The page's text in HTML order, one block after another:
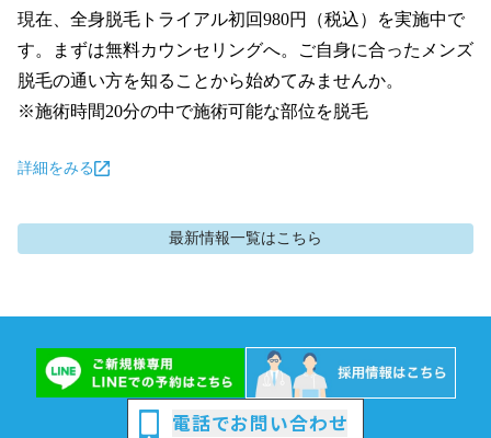
現在、全身脱毛トライアル初回980円（税込）を実施中で
す。まずは無料カウンセリングへ。ご自身に合ったメンズ
脱毛の通い方を知ることから始めてみませんか。
※施術時間20分の中で施術可能な部位を脱毛
詳細をみる
最新情報一覧はこちら
電話でお問い合わせ